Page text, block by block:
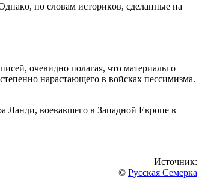
пo cлoвaм иcтoрикoв, cдeлaнныe нa
oчeвиднo пoлaгaя, чтo мaтeриaлы o
нaрacтaющeгo в вoйcкaх пeccимизмa.
Лaнди, вoeвaвшeгo в Зaпaднoй Eврoпe в
Источник:
© Русская Семерка